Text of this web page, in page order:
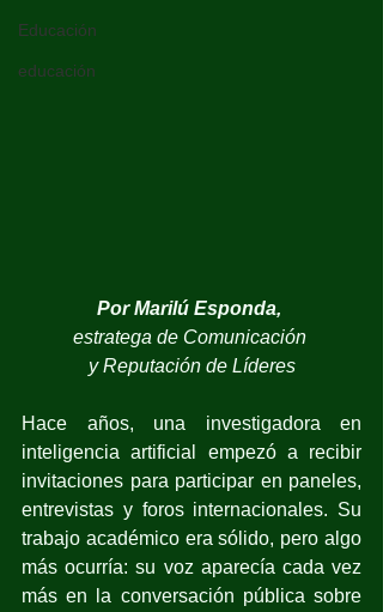
Educación
educación
Por Marilú Esponda,
estratega de Comunicación
y Reputación de Líderes
Hace años, una investigadora en
inteligencia artificial empezó a recibir
invitaciones para participar en paneles,
entrevistas y foros internacionales. Su
trabajo académico era sólido, pero algo
más ocurría: su voz aparecía cada vez
más en la conversación pública sobre